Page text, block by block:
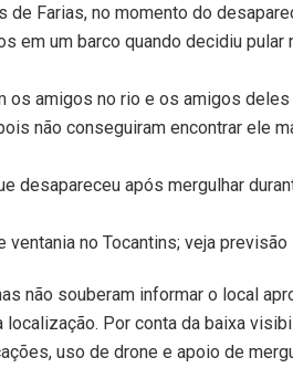
de Farias, no momento do
em um barco quando decidiu pular
os amigos no rio e os amigos
não conseguiram encontrar ele
desapareceu após mergulhar
ventania no Tocantins; veja previsão
não souberam informar o local
Por conta da baixa
uso de drone e apoio de